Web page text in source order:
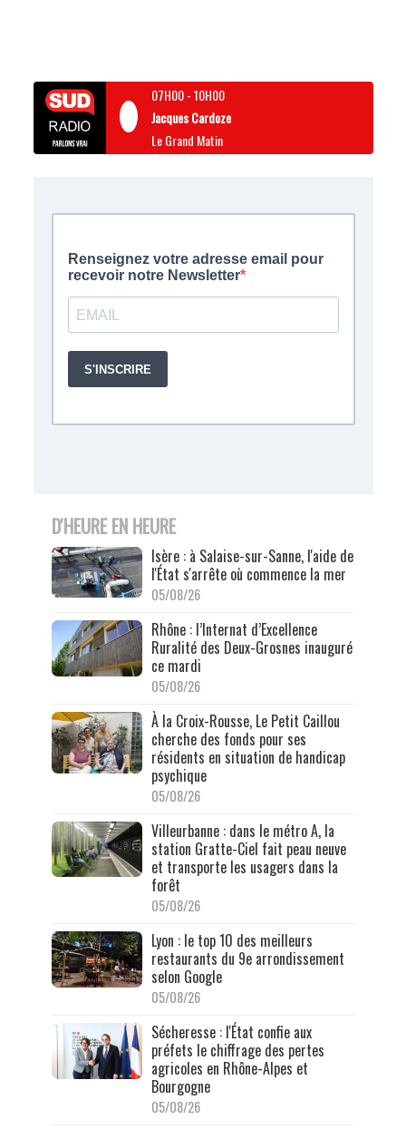
07H00-10H00
Jacques Cardoze
Le Grand Matin
D'HEURE EN HEURE
Isère : à Salaise-sur-Sanne, l'aide de
l'État s'arrête où commence la mer
05/08/26
Rhône : l’Internat d’Excellence
Ruralité des Deux-Grosnes inauguré
ce mardi
05/08/26
À la Croix-Rousse, Le Petit Caillou
cherche des fonds pour ses
résidents en situation de handicap
psychique
05/08/26
Villeurbanne : dans le métro A, la
station Gratte-Ciel fait peau neuve
et transporte les usagers dans la
forêt
05/08/26
Lyon : le top 10 des meilleurs
restaurants du 9e arrondissement
selon Google
05/08/26
Sécheresse : l'État confie aux
préfets le chiffrage des pertes
agricoles en Rhône-Alpes et
Bourgogne
05/08/26